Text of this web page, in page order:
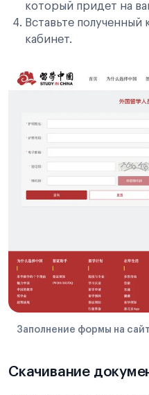
который придет на
Вставьте
кабинет.
Заполнение формы на
Скачивание